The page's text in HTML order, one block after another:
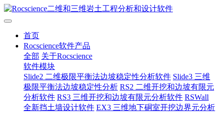
首页
Rocscience软件产品
全部 关于Rocscience
软件模块
Slide2 二维极限平衡法边坡稳定性分析软件 Slide3 三维
极限平衡法边坡稳定性分析 RS2 二维开挖和边坡有限元
分析软件 RS3 三维开挖和边坡有限元分析软件 RSWall
全新挡土墙设计软件 EX3 三维地下硐室开挖边界元分析